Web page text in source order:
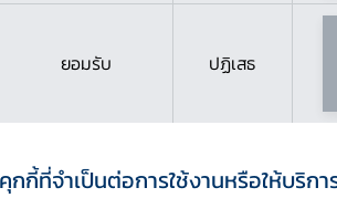
ยอมรับ ปฏิเสธ
คุกกี้ที่จำเป็นต่อการใช้งานหรือให้บริกา